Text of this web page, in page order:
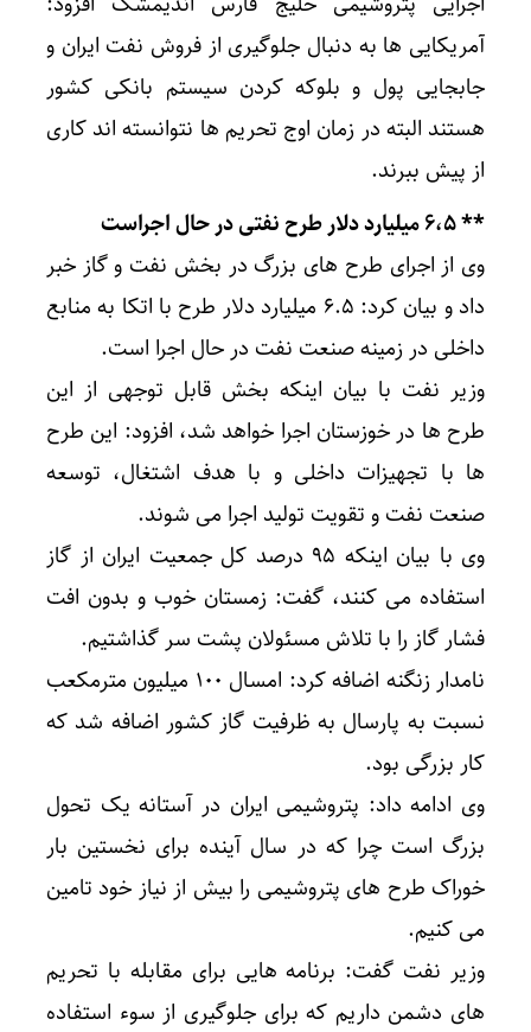
آمریکایی‌ ها به دنبال جلوگیری از فروش نفت ایران و
جابجایی پول و بلوکه کردن سیستم بانکی کشور
هستند البته در زمان اوج تحریم ‌ها نتوانسته اند کاری
از پیش ببرند.
** ۶،۵ میلیارد دلار طرح نفتی در حال اجراست
وی از اجرای طرح های بزرگ در بخش نفت و گاز خبر
داد و بیان کرد: ۶.۵ میلیارد دلار طرح با اتکا به منابع
داخلی در زمینه صنعت نفت در حال اجرا است.
وزیر نفت با بیان اینکه بخش قابل توجهی از این
طرح ها در خوزستان اجرا خواهد شد، افزود: این طرح
ها با تجهیزات داخلی و با هدف اشتغال، توسعه
صنعت نفت و تقویت تولید اجرا می شوند.
وی با بیان اینکه ۹۵ درصد کل جمعیت ایران از گاز
استفاده می کنند، گفت: زمستان خوب و بدون افت
فشار گاز را با تلاش مسئولان پشت سر گذاشتیم.
نامدار زنگنه اضافه کرد: امسال ۱۰۰ میلیون مترمکعب
نسبت به پارسال به ظرفیت گاز کشور اضافه شد که
کار بزرگی بود.
وی ادامه داد: پتروشیمی ایران در آستانه یک تحول
بزرگ است چرا که در سال آینده برای نخستین بار
خوراک طرح های پتروشیمی را بیش از نیاز خود تامین
می کنیم.
وزیر نفت گفت: برنامه هایی برای مقابله با تحریم
های دشمن داریم که برای جلوگیری از سوء استفاده